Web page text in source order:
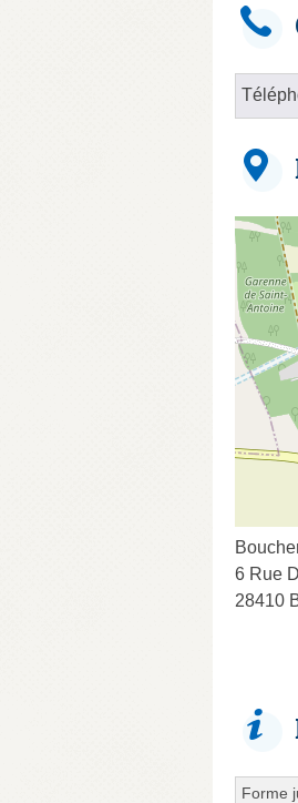
6 Rue
28410
Forme